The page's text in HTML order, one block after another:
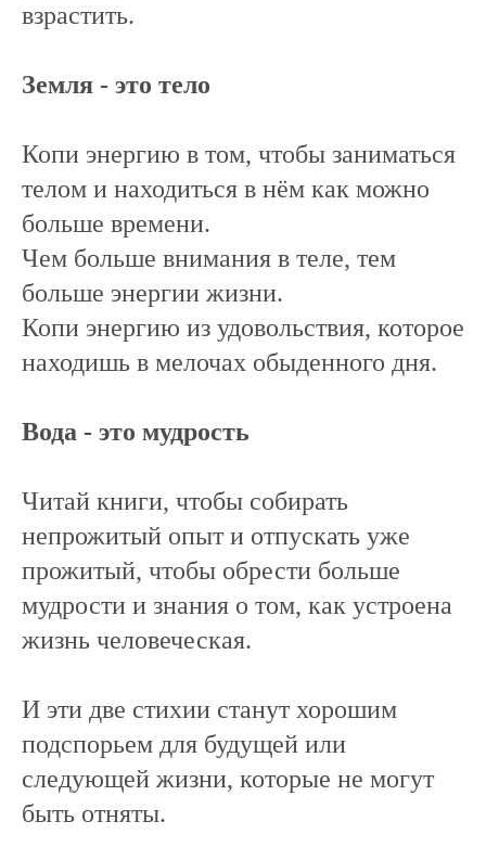
взрастить.
Земля - это тело
Копи энергию в том, чтобы заниматься
телом и находиться в нём как можно
больше времени.
Чем больше внимания в теле, тем
больше энергии жизни.
Копи энергию из удовольствия, которое
находишь в мелочах обыденного дня.
Вода - это мудрость
Читай книги, чтобы собирать
непрожитый опыт и отпускать уже
прожитый, чтобы обрести больше
мудрости и знания о том, как устроена
жизнь человеческая.
И эти две стихии станут хорошим
подспорьем для будущей или
следующей жизни, которые не могут
быть отняты.